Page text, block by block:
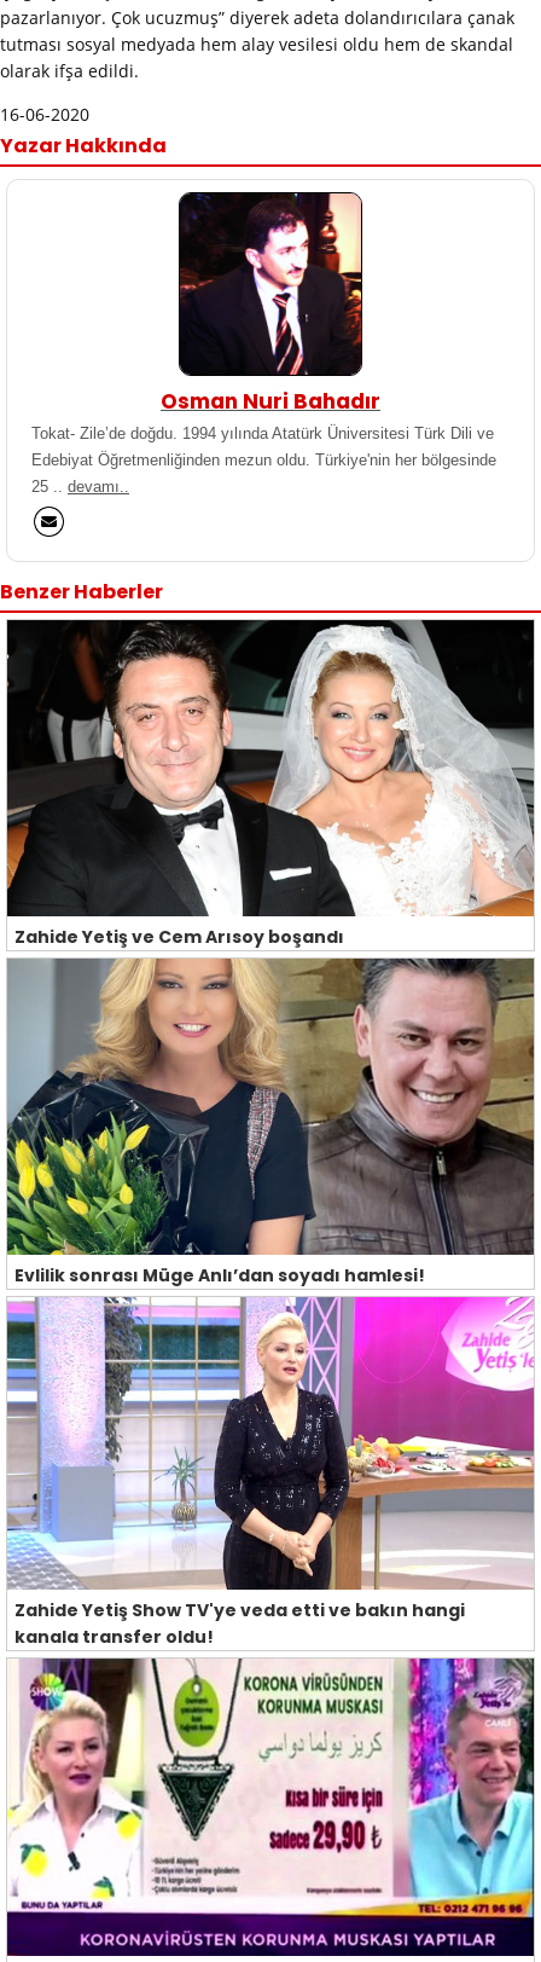
pazarlanıyor. Çok ucuzmuş” diyerek adeta dolandırıcılara çanak
tutması sosyal medyada hem alay vesilesi oldu hem de skandal
olarak ifşa edildi.
16-06-2020
Yazar Hakkında
Osman Nuri Bahadır
Tokat- Zile’de doğdu. 1994 yılında Atatürk Üniversitesi Türk Dili ve
Edebiyat Öğretmenliğinden mezun oldu. Türkiye'nin her bölgesinde
25 .. devamı..
Benzer Haberler
Zahide Yetiş ve Cem Arısoy boşandı
Evlilik sonrası Müge Anlı’dan soyadı hamlesi!
Zahide Yetiş Show TV'ye veda etti ve bakın hangi
kanala transfer oldu!